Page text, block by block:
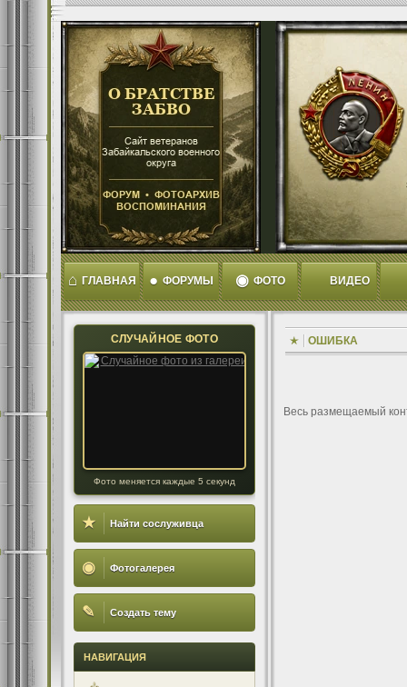
⌂ ГЛАВНАЯ ● ФОРУМЫ ◉ ФОТО ВИДЕО
СЛУЧАЙНОЕ ФОТО
Фото меняется каждые 5 секунд
★ Найти сослуживца
◉ Фотогалерея
✎ Создать тему
НАВИГАЦИЯ
ОШИБКА
Весь размещаемый